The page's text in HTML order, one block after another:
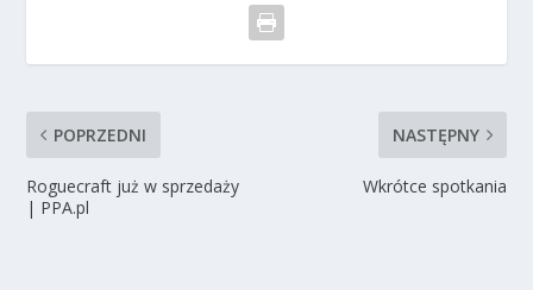
POPRZEDNI
Roguecraft już w sprzedaży
| PPA.pl
NASTĘPNY
Wkrótce spotkania